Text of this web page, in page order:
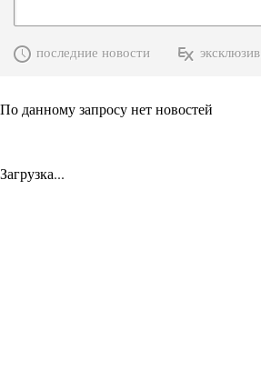
последние новости эксклюзив
По данному запросу нет новостей
Загрузка...